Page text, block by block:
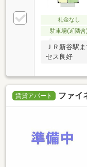
礼金なし
駐車場(近隣含)
ＪＲ新谷駅
セス良好
賃貸アパート ファイ